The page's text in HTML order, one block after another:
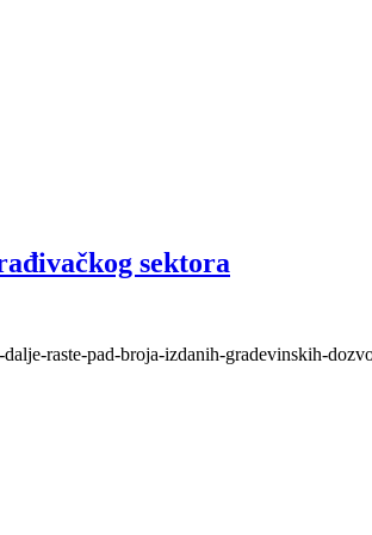
sektora
raste-pad-broja-izdanih-gradevinskih-